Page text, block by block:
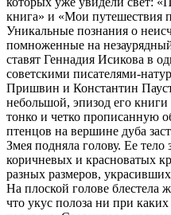
книга» и «Мои путешествия
Уникальные познания о
помноженные на
ставят Геннадия Исикова в
советскими писателями-
Пришвин и Константин
небольшой, эпизод его
тонко и четко прописанную
птенцов на вершине дуба
Змея подняла голову. Ее
коричневых и красноватых
разных размеров,
На плоской голове блестела
что укус полоза ни при